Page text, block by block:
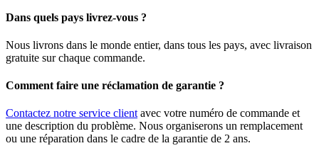
Dans quels pays livrez-vous ?
Nous livrons dans le monde entier, dans tous les pays, avec livraison
gratuite sur chaque commande.
Comment faire une réclamation de garantie ?
Contactez notre service clientavec votre numéro de commande et
une description du problème. Nous organiserons un remplacement
ou une réparation dans le cadre de la garantie de 2 ans.